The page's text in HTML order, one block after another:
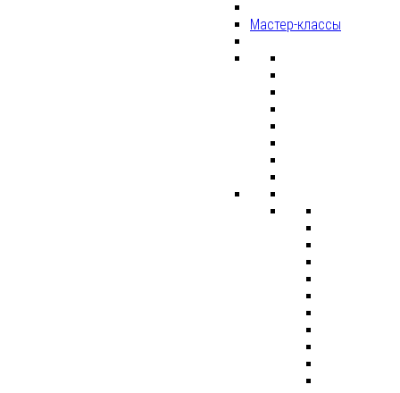
Мастер-классы